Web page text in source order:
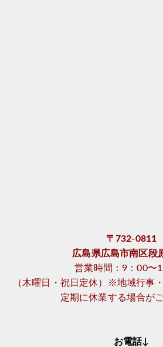
〒732-0811
広島県広島市南区段
営業時間：9：00〜
（木曜日・祝日定休）※地域行事
定期に休業する場合が
お電話↓